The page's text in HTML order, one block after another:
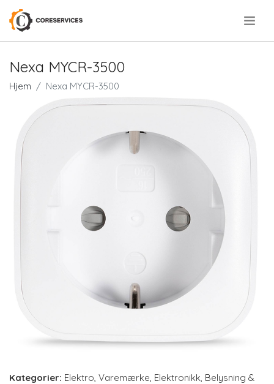
Nexa MYCR-3500
Hjem Nexa MYCR-3500
Kategorier: Elektro, Varemærke, Elektronikk, Belysning &